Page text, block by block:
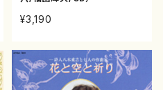
¥3,190